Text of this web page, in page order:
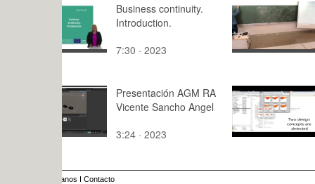
Business continuity.
Introduction.
7:30 · 2023
Física 1.
Simetría
5:56 · 2020
Presentación AGM RA
Vicente Sancho Angel
3:24 · 2023
LD-Tool:
concept
4:15 · 2015